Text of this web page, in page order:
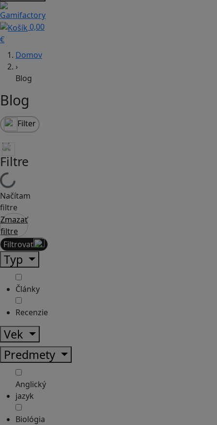
0,00
€
Domov
›
Blog
Blog
Filter
Filtre
Načítam
filtre
Zmazať
filtre
Filtrovať
Typ
Články
Recenzie
Vek
Predmety
Anglický
jazyk
Biológia